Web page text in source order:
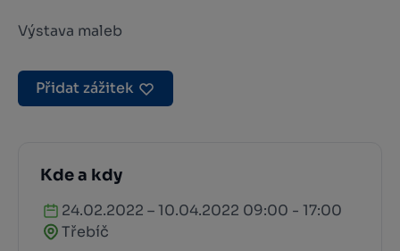
Výstava maleb
Přidat zážitek
Kde a kdy
24.02.2022 – 10.04.2022 09:00 - 17:00
Třebíč